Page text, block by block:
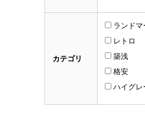
カテゴリ
ランドマ
レトロ
築浅
格安
ハイグレ